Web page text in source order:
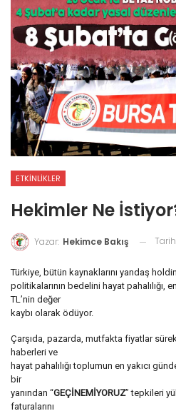
ETKINLIKLER
Hekimler Ne
Yazar: Hekimce Bakış
Türkiye, bütün kaynaklarını yandaş
politikalarının bedelini hayat pahalılığı,
TL’nin değer
kaybı olarak ödüyor.
Çarşıda, pazarda, mutfakta fiyatlar
haberleri ve
hayat pahalılığı toplumun en yakıcı
bir
yanından “GEÇİNEMİYORUZ” tepkileri
faturalarını